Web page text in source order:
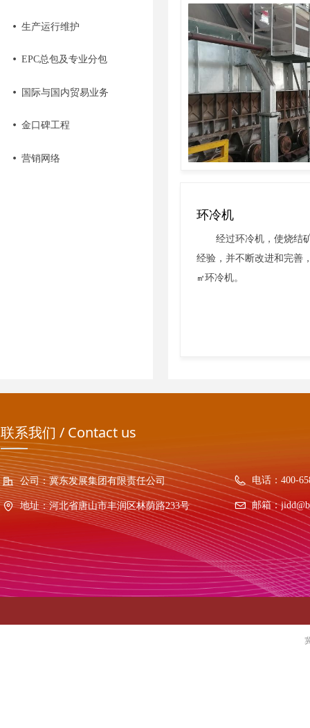
넸 生产运行维护
넸 EPC总包及专业分包
넸 国际与国内贸易业务
넸 金口碑工程
넸 营销网络
环冷机
经过环冷机，使烧结矿
经验，并不断改进和完善
㎡环冷机。
联系我们 / Contact us
公司：冀东发展集团有限责任公司
地址：河北省唐山市丰润区林荫路233号
电话： 400-
邮箱：